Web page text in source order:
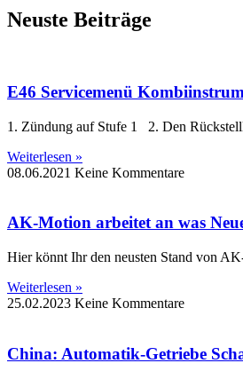
Neuste Beiträge
E46 Servicemenü
1. Zündung auf Stufe 1 2. Den
Weiterlesen »
08.06.2021 Keine Kommentare
AK-Motion arbeitet an was
Hier könnt Ihr den neusten Stand von
Weiterlesen »
25.02.2023 Keine Kommentare
China: Automatik-Getriebe